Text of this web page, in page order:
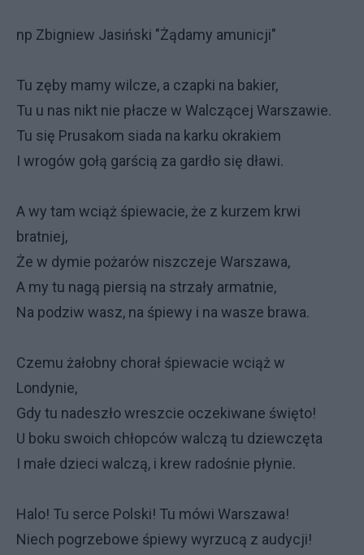
np Zbigniew Jasiński "Żądamy amunicji"
Tu zęby mamy wilcze, a czapki na bakier,
Tu u nas nikt nie płacze w Walczącej Warszawie.
Tu się Prusakom siada na karku okrakiem
I wrogów gołą garścią za gardło się dławi.
A wy tam wciąż śpiewacie, że z kurzem krwi
bratniej,
Że w dymie pożarów niszczeje Warszawa,
A my tu nagą piersią na strzały armatnie,
Na podziw wasz, na śpiewy i na wasze brawa.
Czemu żałobny chorał śpiewacie wciąż w
Londynie,
Gdy tu nadeszło wreszcie oczekiwane święto!
U boku swoich chłopców walczą tu dziewczęta
I małe dzieci walczą, i krew radośnie płynie.
Halo! Tu serce Polski! Tu mówi Warszawa!
Niech pogrzebowe śpiewy wyrzucą z audycji!